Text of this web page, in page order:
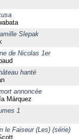
Slepak
de Nicolas 1er
hanté
annoncée
Márquez
1
le Faiseur (Les) (série)